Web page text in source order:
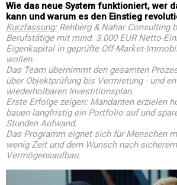
Wie das neue System funktioniert, wer
kann und warum es den Einstieg
Kurzfassung:Rehberg & Nahar Consulting
Berufstätige mit mind. 3.000 EUR Netto-
Eigenkapital in geprüfte Off-Market-
wollen.
Das Team übernimmt den gesamten
über Objektprüfung bis Vermietung - und
wiederholbaren Investitionsplan.
Erste Erfolge zeigen: Mandanten erzielen
bauen langfristig ein Portfolio auf und
Stunden Aufwand.
Das Programm eignet sich für Menschen
wenig Zeit und dem Wunsch nach
Vermögensaufbau.